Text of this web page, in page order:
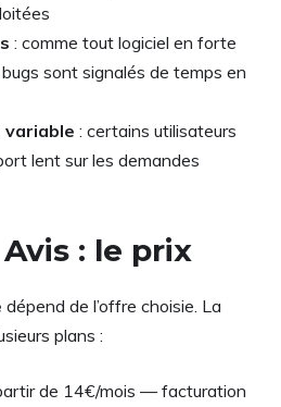
: comme tout logiciel en forte
sont signalés de temps en
variable : certains utilisateurs
lent sur les demandes
: le prix
dépend de l’offre choisie. La
plans :
de 14€/mois — facturation